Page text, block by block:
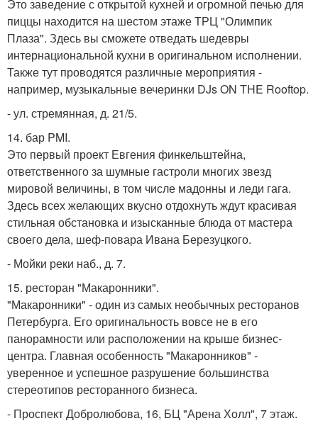
Это заведение с открытой кухней и огромной печью для
пиццы находится на шестом этаже ТРЦ "Олимпик
Плаза". Здесь вы сможете отведать шедевры
интернациональной кухни в оригинальном исполнении.
Также тут проводятся различные мероприятия -
например, музыкальные вечеринки DJs ON THE Rooftop.
- ул. стремянная, д. 21/5.
14. бар PMI.
Это первый проект Евгения финкельштейна,
ответственного за шумные гастроли многих звезд
мировой величины, в том числе мадонны и леди гага.
Здесь всех желающих вкусно отдохнуть ждут красивая
стильная обстановка и изысканные блюда от мастера
своего дела, шеф-повара Ивана Березуцкого.
- Мойки реки наб., д. 7.
15. ресторан "Макаронники".
"Макаронники" - один из самых необычных ресторанов
Петербурга. Его оригинальность вовсе не в его
панорамности или расположении на крыше бизнес-
центра. Главная особенность "Макаронников" -
уверенное и успешное разрушение большинства
стереотипов ресторанного бизнеса.
- Проспект Добролюбова, 16, БЦ "Арена Холл", 7 этаж.